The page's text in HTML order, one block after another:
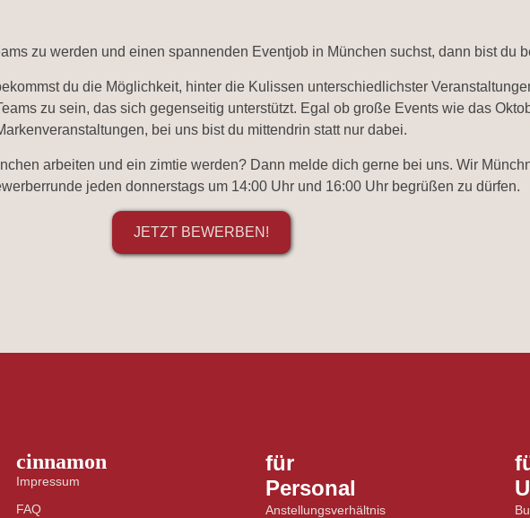
zu werden und einen spannenden Eventjob in München suchst, dann bist du
du die Möglichkeit, hinter die Kulissen unterschiedlichster
zu sein, das sich gegenseitig unterstützt. Egal ob große Events wie das
bei uns bist du mittendrin statt nur dabei.
arbeiten und ein zimtie werden? Dann melde dich gerne bei uns. Wir
jeden donnerstags um 14:00 Uhr und 16:00 Uhr begrüßen zu dürfen.
JETZT BEWERBEN!
cinnamon
Impressum
FAQ
für
Personal
Anstellungsverhältnis